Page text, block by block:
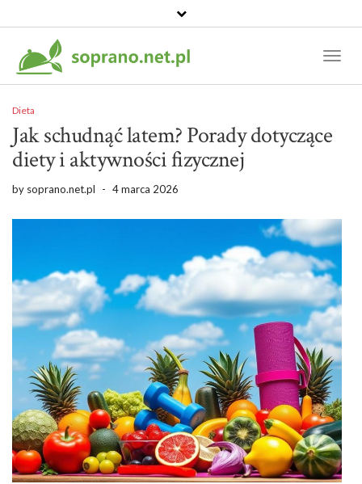
Dieta
Jak schudnąć latem? Porady dotyczące
diety i aktywności fizycznej
by soprano.net.pl - 4 marca 2026